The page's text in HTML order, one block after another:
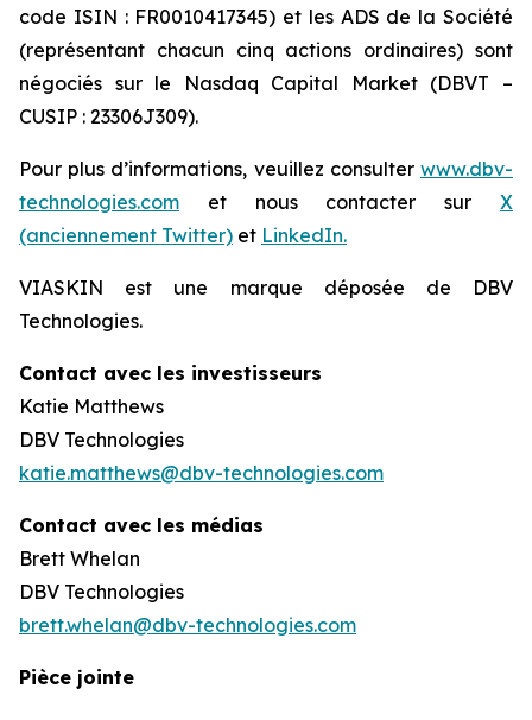
code ISIN : FR0010417345) et les ADS de la Société
(représentant chacun cinq actions ordinaires) sont
négociés sur le Nasdaq Capital Market (DBVT –
CUSIP : 23306J309).
Pour plus d’informations, veuillez consulter www.dbv-
technologies.com et nous contacter sur X
(anciennement Twitter) et LinkedIn.
VIASKIN est une marque déposée de DBV
Technologies.
Contact avec les investisseurs
Katie Matthews
DBV Technologies
katie.matthews@dbv-technologies.com
Contact avec les médias
Brett Whelan
DBV Technologies
brett.whelan@dbv-technologies.com
Pièce jointe